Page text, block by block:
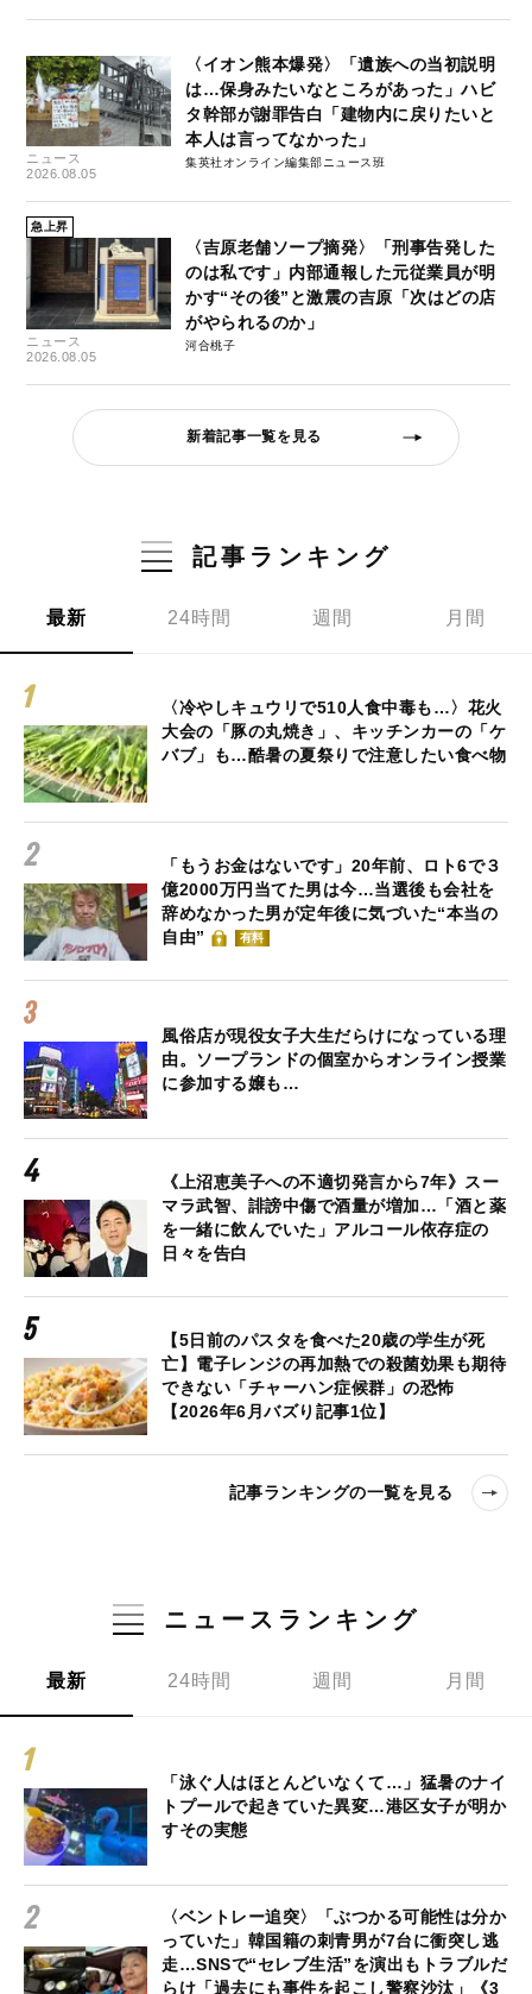
ニュース
2026.08.05
〈イオン熊本爆発〉「遺族への当初説明
は…保身みたいなところがあった」ハビ
タ幹部が謝罪告白「建物内に戻りたいと
本人は言ってなかった」
集英社オンライン編集部ニュース班
急上昇
ニュース
2026.08.05
〈吉原老舗ソープ摘発〉「刑事告発した
のは私です」内部通報した元従業員が明
かす“その後”と激震の吉原「次はどの店
がやられるのか」
河合桃子
新着記事一覧を見る
記事ランキング
最新 24時間 週間 月間
〈冷やしキュウリで510人食中毒も…〉花火
大会の「豚の丸焼き」、キッチンカーの「ケ
バブ」も…酷暑の夏祭りで注意したい食べ物
「もうお金はないです」20年前、ロト6で３
億2000万円当てた男は今…当選後も会社を
辞めなかった男が定年後に気づいた“本当の
自由”
有料
風俗店が現役女子大生だらけになっている理
由。ソープランドの個室からオンライン授業
に参加する嬢も…
《上沼恵美子への不適切発言から7年》スー
マラ武智、誹謗中傷で酒量が増加…「酒と薬
を一緒に飲んでいた」アルコール依存症の
日々を告白
【5日前のパスタを食べた20歳の学生が死
亡】電子レンジの再加熱での殺菌効果も期待
できない「チャーハン症候群」の恐怖
【2026年6月バズり記事1位】
記事ランキングの一覧を見る
ニュースランキング
最新 24時間 週間 月間
「泳ぐ人はほとんどいなくて…」猛暑のナイ
トプールで起きていた異変…港区女子が明か
すその実態
〈ベントレー追突〉「ぶつかる可能性は分か
っていた」韓国籍の刺青男が7台に衝突し逃
走…SNSで“セレブ生活”を演出もトラブルだ
らけ「過去にも事件を起こし警察沙汰」《3